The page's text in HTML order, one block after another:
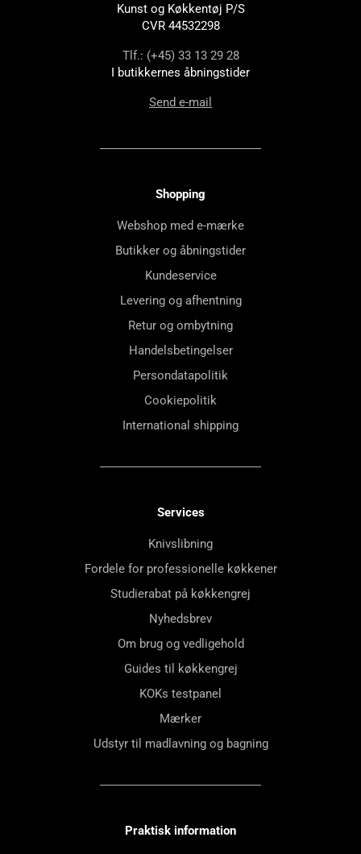
Kunst og Køkkentøj P/S
CVR 44532298
Tlf.: (+45) 33 13 29 28
I butikkernes åbningstider
Send e-mail
Shopping
Webshop med e-mærke
Butikker og åbningstider
Kundeservice
Levering og afhentning
Retur og ombytning
Handelsbetingelser
Persondatapolitik
Cookiepolitik
International shipping
Services
Knivslibning
Fordele for professionelle køkkener
Studierabat på køkkengrej
Nyhedsbrev
Om brug og vedligehold
Guides til køkkengrej
KOKs testpanel
Mærker
Udstyr til madlavning og bagning
Praktisk information